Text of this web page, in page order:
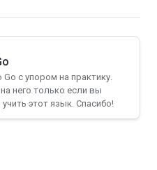
с упором на практику.
него только если вы
этот язык. Спасибо!